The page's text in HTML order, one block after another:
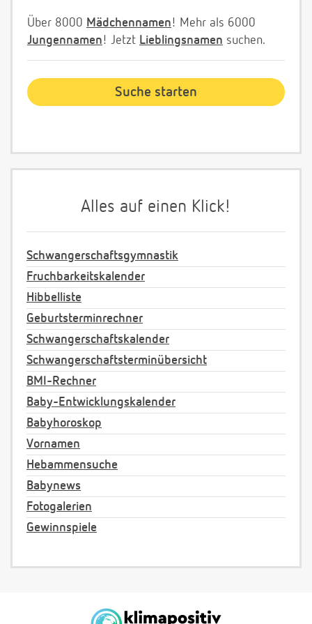
Über 8000 Mädchennamen! Mehr als 6000
Jungennamen! Jetzt Lieblingsnamen suchen.
Alles auf einen Klick!
Schwangerschaftsgymnastik
Fruchbarkeitskalender
Hibbelliste
Geburtsterminrechner
Schwangerschaftskalender
Schwangerschaftsterminübersicht
BMI-Rechner
Baby-Entwicklungskalender
Babyhoroskop
Vornamen
Hebammensuche
Babynews
Fotogalerien
Gewinnspiele